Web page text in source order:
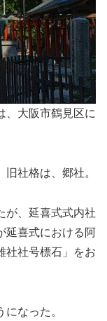
、大阪市鶴見区に
社格は、郷社。
が、延喜式式内社
延喜式における阿
社社号標石」をお
なった。